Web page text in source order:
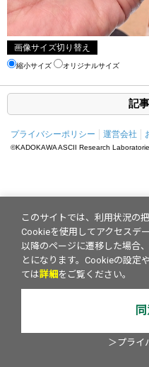
画像サイズ切り替え
縮小サイズ オリジナルサイズ
記
プライバシーポリシー 運営会社
©KADOKAWA ASCII Research
このサイトでは、利用状況の
Cookieを使用してアクセスデ
以降のページに遷移した場合
とになります。Cookieの設定
ては詳細 をご覧ください。
＞プライ